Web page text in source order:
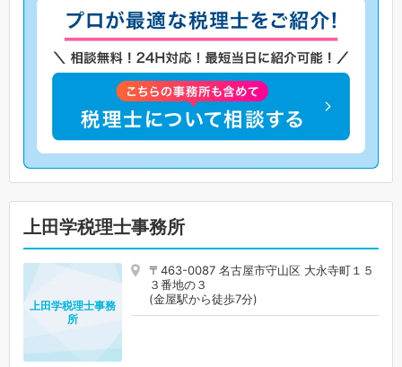
上田学税理士事務所
〒463-0087 名古屋市守山区 大永寺町１５
３番地の３
(金屋駅から徒歩7分)
上田学税理士事務
所